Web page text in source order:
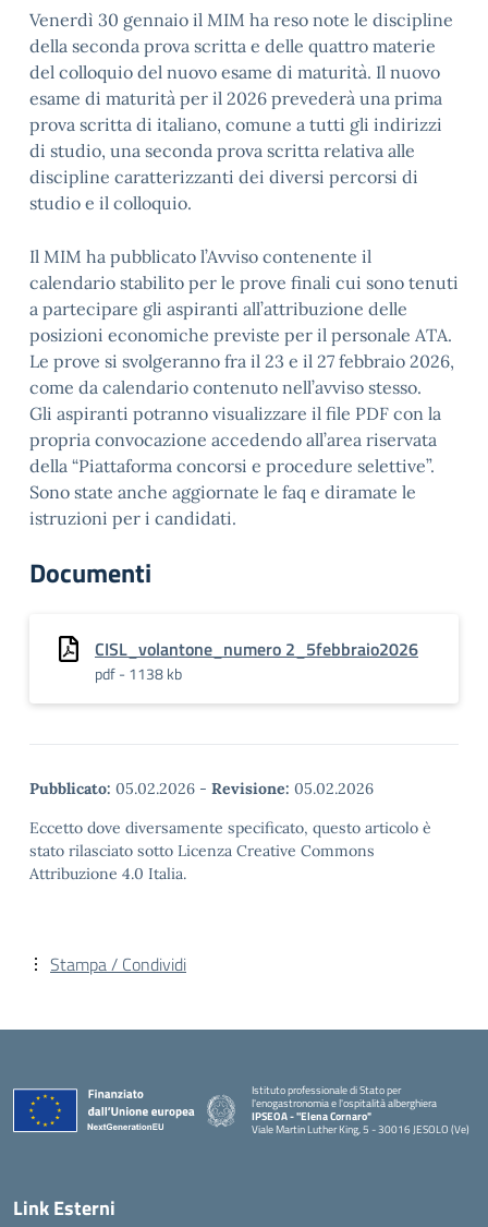
Venerdì 30 gennaio il MIM ha reso note le discipline
della seconda prova scritta e delle quattro materie
del colloquio del nuovo esame di maturità. Il nuovo
esame di maturità per il 2026 prevederà una prima
prova scritta di italiano, comune a tutti gli indirizzi
di studio, una seconda prova scritta relativa alle
discipline caratterizzanti dei diversi percorsi di
studio e il colloquio.
Il MIM ha pubblicato l’Avviso contenente il
calendario stabilito per le prove finali cui sono tenuti
a partecipare gli aspiranti all’attribuzione delle
posizioni economiche previste per il personale ATA.
Le prove si svolgeranno fra il 23 e il 27 febbraio 2026,
come da calendario contenuto nell’avviso stesso.
Gli aspiranti potranno visualizzare il file PDF con la
propria convocazione accedendo all’area riservata
della “Piattaforma concorsi e procedure selettive”.
Sono state anche aggiornate le faq e diramate le
istruzioni per i candidati.
Documenti
CISL_volantone_numero 2_5febbraio2026
pdf - 1138 kb
Pubblicato: 05.02.2026 - Revisione: 05.02.2026
Eccetto dove diversamente specificato, questo articolo è
stato rilasciato sotto Licenza Creative Commons
Attribuzione 4.0 Italia.
Stampa / Condividi
Istituto professionale di Stato per
l'enogastronomia e l'ospitalità alberghiera
IPSEOA - ''Elena Cornaro"
Viale Martin Luther King, 5 - 30016 JESOLO (Ve)
— Visita la pagina iniziale della scuola
Link Esterni